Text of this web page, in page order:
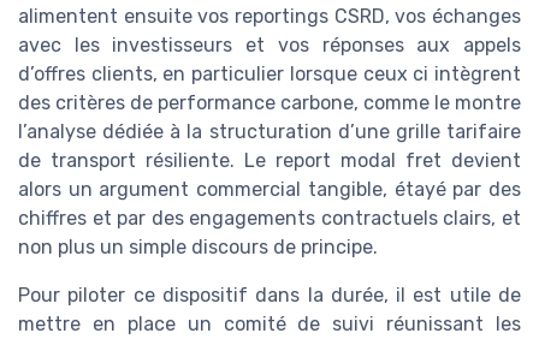
alimentent ensuite vos reportings CSRD, vos échanges
avec les investisseurs et vos réponses aux appels
d’offres clients, en particulier lorsque ceux ci intègrent
des critères de performance carbone, comme le montre
l’analyse dédiée à la structuration d’une grille tarifaire
de transport résiliente. Le report modal fret devient
alors un argument commercial tangible, étayé par des
chiffres et par des engagements contractuels clairs, et
non plus un simple discours de principe.
Pour piloter ce dispositif dans la durée, il est utile de
mettre en place un comité de suivi réunissant les